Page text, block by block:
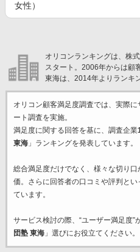
女性）
オリコンランキングは、株
スタート。2006年からは顧
東海は、2014年よりランキ
オリコン顧客満足度調査では、実際
ート調査を実施。
満足度に関する回答を基に、調査企業
東海」ランキングを発表しています。
総合満足度だけでなく、様々な切り口
価。さらに回答者の口コミや評判と
ています。
サービス検討の際、“ユーザー満足度”
団塾 東海」選びにお役立てください。